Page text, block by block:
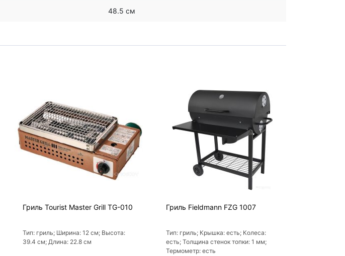
48.5 см
Гриль Tourist Master Grill TG-010
Тип: гриль; Ширина: 12 см; Высота:
39.4 см; Длина: 22.8 см
Гриль Fieldmann FZG 1007
Тип: гриль; Крышка: есть; Колеса:
есть; Толщина стенок топки: 1 мм;
Термометр: есть